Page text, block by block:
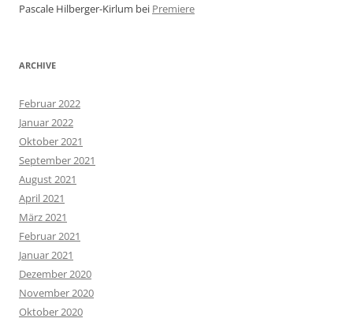
Pascale Hilberger-Kirlum bei Premiere
ARCHIVE
Februar 2022
Januar 2022
Oktober 2021
September 2021
August 2021
April 2021
März 2021
Februar 2021
Januar 2021
Dezember 2020
November 2020
Oktober 2020